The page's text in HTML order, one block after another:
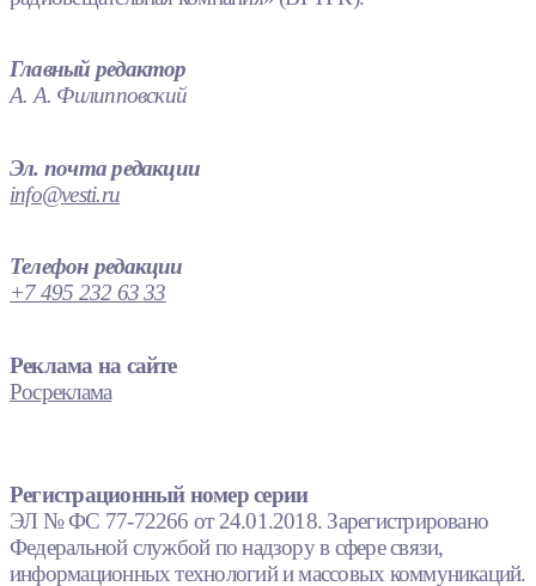
Главный редактор
А. А. Филипповский
Эл. почта редакции
info@vesti.ru
Телефон редакции
+7 495 232 63 33
Реклама на сайте
Росреклама
Регистрационный номер серии
ЭЛ № ФС 77-72266 от 24.01.2018. Зарегистрировано
Федеральной службой по надзору в сфере связи,
информационных технологий и массовых коммуникаций.